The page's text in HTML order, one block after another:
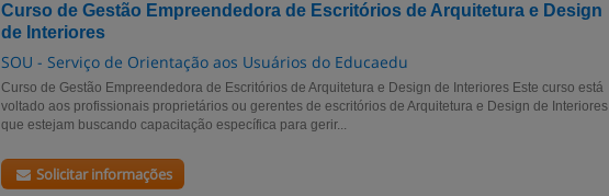
Curso de Gestão Empreendedora de Escritórios de Arquitetura e Design
de Interiores
SOU - Serviço de Orientação aos Usuários do Educaedu
Curso de Gestão Empreendedora de Escritórios de Arquitetura e Design de Interiores Este curso está
voltado aos profissionais proprietários ou gerentes de escritórios de Arquitetura e Design de Interiores
que estejam buscando capacitação específica para gerir...
Solicitar informações